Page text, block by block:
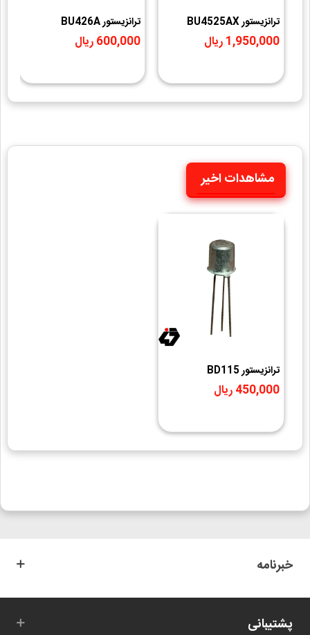
ترانزيستور BU4525AX
1,950,000 ریال
ترانزيستور BU426A
600,000 ریال
مشاهدات اخیر
ترانزيستور BD115
450,000 ریال
خبرنامه
پشتیبانی